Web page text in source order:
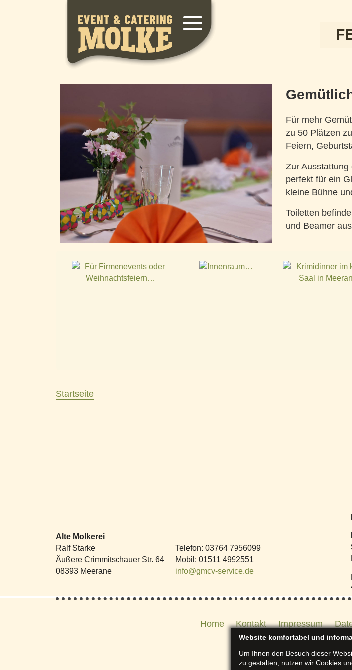
Für mehr
zu 50 Plätzen
Feiern,
Zur Ausstattung
perfekt für ein
kleine Bühne
Toiletten
und Beamer
Startseite
Alte Molkerei
Ralf Starke
Äußere Crimmitschauer Str. 64
08393 Meerane
Telefon: 03764 7956099
Mobil : 01511 4992551
info@gmcv-service.de
Home Kontakt Impressum
Website komfortabel und
Um Ihnen den Besuch dieser
zu gestalten, nutzen wir Cookies